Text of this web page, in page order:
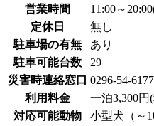
営業時間
11:00～
定休日
無し
駐車場の有無
あり
駐車可能台数
29
災害時連絡窓口 0296-54-6177
利用料金
一泊3,300
対応可能動物
小型犬（～